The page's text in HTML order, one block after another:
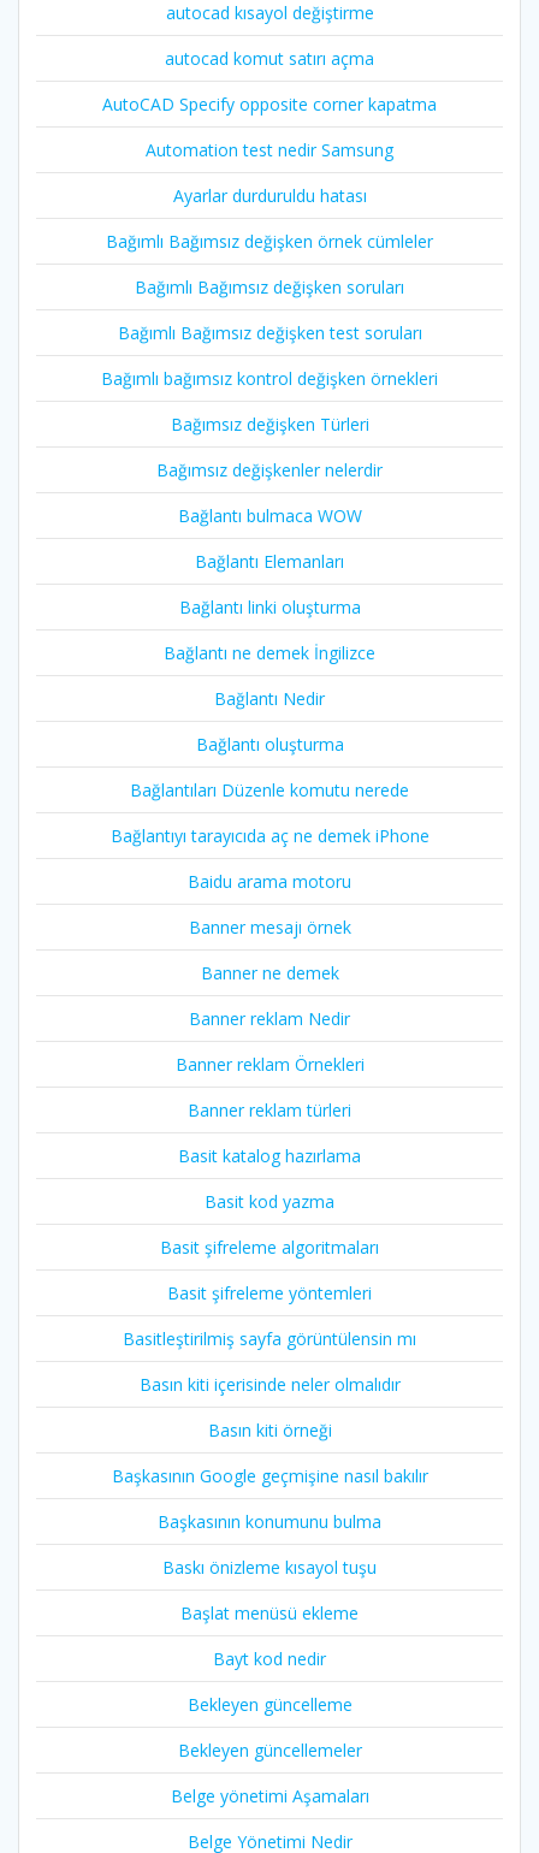
autocad kısayol değiştirme
autocad komut satırı açma
AutoCAD Specify opposite corner kapatma
Automation test nedir Samsung
Ayarlar durduruldu hatası
Bağımlı Bağımsız değişken örnek cümleler
Bağımlı Bağımsız değişken soruları
Bağımlı Bağımsız değişken test soruları
Bağımlı bağımsız kontrol değişken örnekleri
Bağımsız değişken Türleri
Bağımsız değişkenler nelerdir
Bağlantı bulmaca WOW
Bağlantı Elemanları
Bağlantı linki oluşturma
Bağlantı ne demek İngilizce
Bağlantı Nedir
Bağlantı oluşturma
Bağlantıları Düzenle komutu nerede
Bağlantıyı tarayıcıda aç ne demek iPhone
Baidu arama motoru
Banner mesajı örnek
Banner ne demek
Banner reklam Nedir
Banner reklam Örnekleri
Banner reklam türleri
Basit katalog hazırlama
Basit kod yazma
Basit şifreleme algoritmaları
Basit şifreleme yöntemleri
Basitleştirilmiş sayfa görüntülensin mı
Basın kiti içerisinde neler olmalıdır
Basın kiti örneği
Başkasının Google geçmişine nasıl bakılır
Başkasının konumunu bulma
Baskı önizleme kısayol tuşu
Başlat menüsü ekleme
Bayt kod nedir
Bekleyen güncelleme
Bekleyen güncellemeler
Belge yönetimi Aşamaları
Belge Yönetimi Nedir